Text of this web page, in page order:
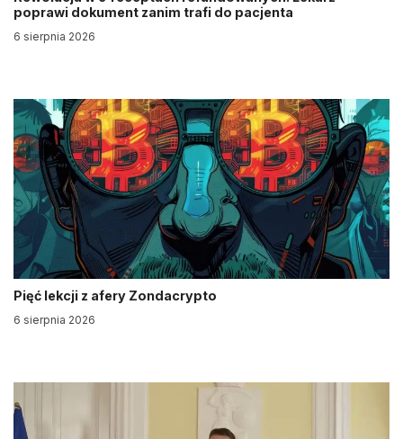
poprawi dokument zanim trafi do pacjenta
6 sierpnia 2026
Pięć lekcji z afery Zondacrypto
6 sierpnia 2026